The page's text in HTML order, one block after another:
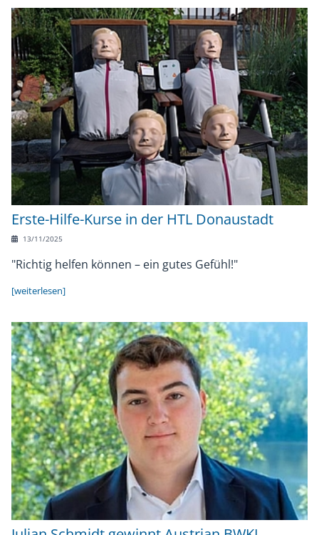
Erste-Hilfe-Kurse in der HTL Donaustadt
13/11/2025
"Richtig helfen können – ein gutes Gefühl!"
[weiterlesen]